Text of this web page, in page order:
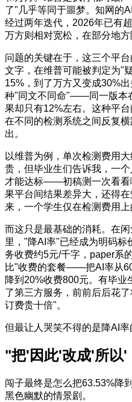
了"几乎等同于噩梦。知网的
经过两年迭代，2026年已有
万方则相对宽松，在部分地方
问题的关键在于，这三个平
文字，在维普可能被判定为"
15%，到了万方又变成30%
种"同文不同命"——同一版本
果却只有12%左右。这种平
在不同的检测系统之间反复
出。
以维普为例，单次检测费用
贵，但毕业生们告诉我，一
才能达标——初稿测一次看看
果平台间结果差异大，还得
来，一个学生仅在检测费用上
而这只是最基础的消耗。在
里，"降AI率"已经成为明码标
务收费约5元/千字，paper系
比"收费的套餐——把AI率从
降到20%收费800元。有毕
了第三方服务，前前后后花
订费贵十倍"。
但最让人哭笑不得的是降AI率
"把'因此'改成'所以'
闯子最终是怎么把63.53%降
黑色幽默的情景剧。